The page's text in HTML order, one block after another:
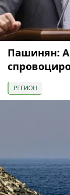
Пашинян:
РЕГИОН